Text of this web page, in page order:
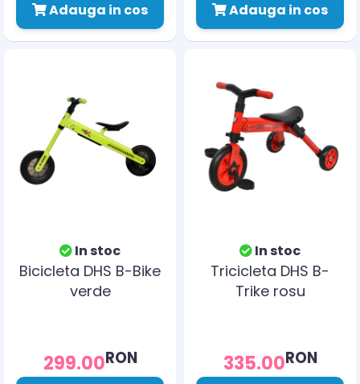
Adauga in cos Adauga in cos
In stoc
Bicicleta DHS B-Bike
verde
299.00RON
In stoc
Tricicleta DHS B-
Trike rosu
335.00RON